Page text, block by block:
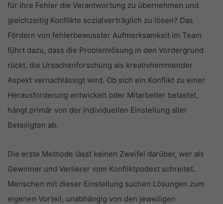
für ihre Fehler die Verantwortung zu übernehmen und
gleichzeitig Konflikte sozialverträglich zu lösen? Das
Fördern von fehlerbewusster Aufmerksamkeit im Team
führt dazu, dass die Problemlösung in den Vordergrund
rückt, die Ursachenforschung als kreativhemmender
Aspekt vernachlässigt wird. Ob sich ein Konflikt zu einer
Herausforderung entwickelt oder Mitarbeiter belastet,
hängt primär von der individuellen Einstellung aller
Beteiligten ab.
Die erste Methode lässt keinen Zweifel darüber, wer als
Gewinner und Verlierer vom Konfliktpodest schreitet.
Menschen mit dieser Einstellung suchen Lösungen zum
eigenen Vorteil, unabhängig von den jeweiligen